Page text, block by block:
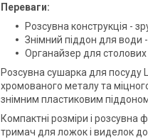
Переваги:
Розсувна конструкція -
Знімний піддон для води
Органайзер для столових
Розсувна сушарка для посуду
хромованого металу та
знімним пластиковим
Компактні розміри і
тримач для ложок і виделок